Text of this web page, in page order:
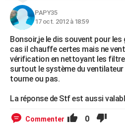
PAPY35
17 oct. 2012 à 18:59
Bonsoir,je le dis souvent pour
cas il chauffe certes mais ne
vérification en nettoyant les
surtout le système du
tourne ou pas.
La réponse de Stf est aussi
Commenter 0